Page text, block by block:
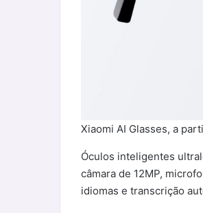
Xiaomi AI Glasses, a
Óculos inteligentes
câmara de 12MP,
idiomas e transcrição